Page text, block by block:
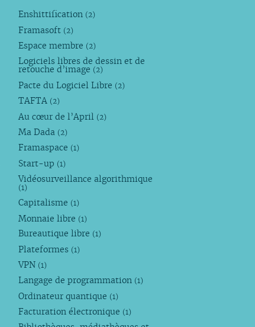
Enshittification (2)
Framasoft (2)
Espace membre (2)
Logiciels libres de dessin et de
retouche d’image (2)
Pacte du Logiciel Libre (2)
TAFTA (2)
Au cœur de l’April (2)
Ma Dada (2)
Framaspace (1)
Start-up (1)
Vidéosurveillance algorithmique
(1)
Capitalisme (1)
Monnaie libre (1)
Bureautique libre (1)
Plateformes (1)
VPN (1)
Langage de programmation (1)
Ordinateur quantique (1)
Facturation électronique (1)